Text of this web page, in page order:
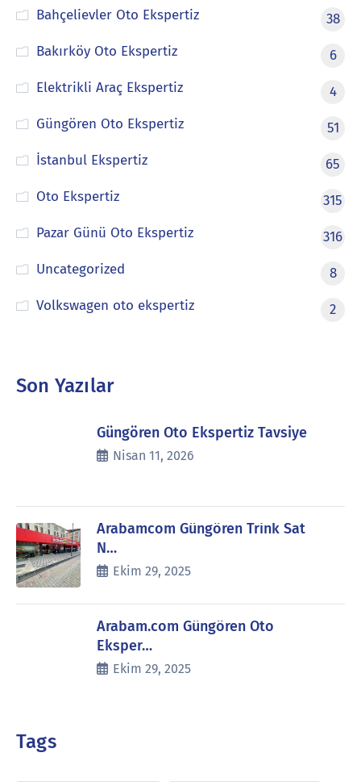
Bahçelievler Oto Ekspertiz
38
Bakırköy Oto Ekspertiz
6
Elektrikli Araç Ekspertiz
4
Güngören Oto Ekspertiz
51
İstanbul Ekspertiz
65
Oto Ekspertiz
315
Pazar Günü Oto Ekspertiz
316
Uncategorized
8
Volkswagen oto ekspertiz
2
Son Yazılar
Güngören Oto Ekspertiz Tavsiye
Nisan 11, 2026
Arabamcom Güngören Trink Sat
N…
Ekim 29, 2025
Arabam.com Güngören Oto
Eksper…
Ekim 29, 2025
Tags